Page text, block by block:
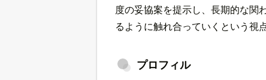
度の妥協案を提示し、長期的な関
るように触れ合っていくという視
プロフィル